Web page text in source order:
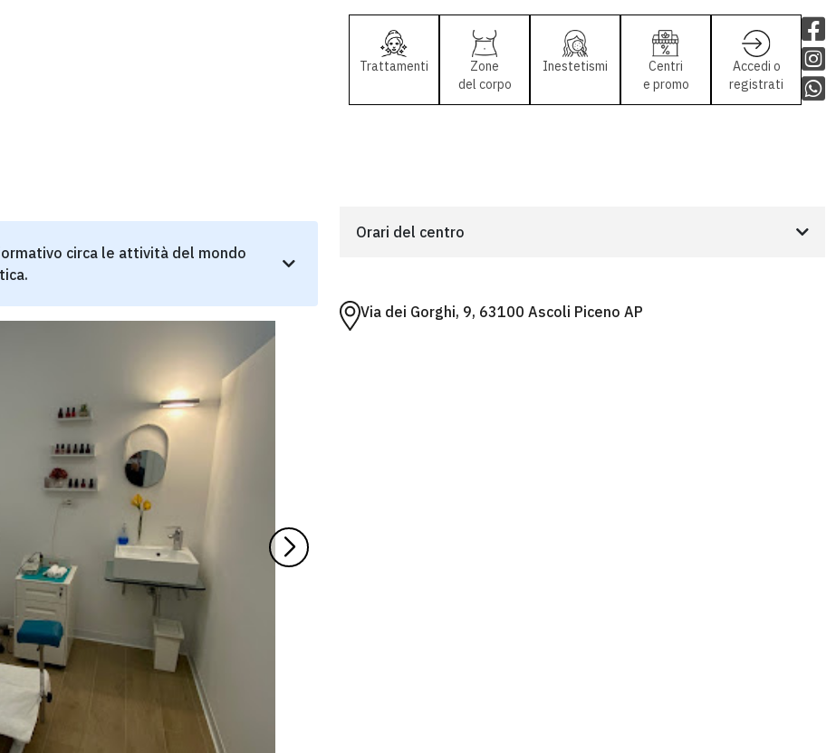
Trattamenti
Zone
del corpo
Inestetismi
Centri
e promo
Accedi o
registrati
circa le attività del mondo
Orari del centro
Via dei Gorghi, 9, 63100 Ascoli Piceno AP